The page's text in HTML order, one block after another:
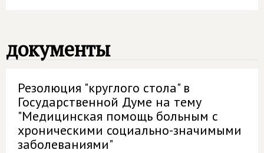
документы
Резолюция "круглого стола" в
Государственной Думе на тему
"Медицинская помощь больным с
хроническими социально-значимыми
заболеваниями"